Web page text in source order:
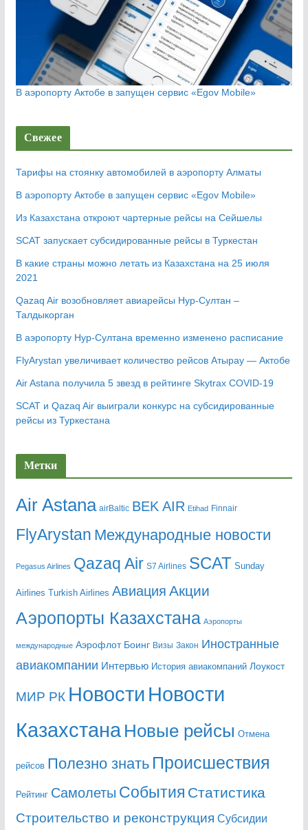
В аэропорту Актобе в запущен сервис «Egov Mobile»
Свежее
Тарифы на стоянку автомобилей в аэропорту Алматы
В аэропорту Актобе в запущен сервис «Egov Mobile»
Из Казахстана откроют чартерные рейсы на Сейшелы
SCAT запускает субсидированные рейсы в Туркестан
В какие страны можно летать из Казахстана на 25 июля
2021
Qazaq Air возобновляет авиарейсы Нур-Султан –
Талдыкорган
В аэропорту Нур-Султана временно изменено расписание
FlyArystan увеличивает количество рейсов Атырау — Актобе
Air Astana получила 5 звезд в рейтинге Skytrax COVID-19
SCAT и Qazaq Air выиграли конкурс на субсидированные
рейсы из Туркестана
Метки
Air Astana airBaltic BEK AIR Etihad Finnair
FlyArystan Mеждународные новости
Pegasus Airlines Qazaq Air S7 Airlines SCAT Sunday
Airlines Turkish Airlines Авиация Акции
Аэропорты Казахстана Аэропорты
международные Аэрофлот Боинг Визы Закон Иностранные
авиакомпании Интервью История авиакомпаний Лоукост
МИР РК Новости Новости
Казахстана Новые рейсы Отмена
рейсов Полезно знать Происшествия
Рейтинг Самолеты События Статистика
Строительство и реконструкция Субсидии